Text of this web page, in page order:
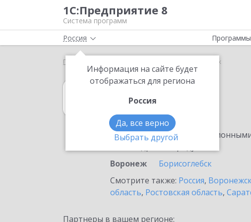
1С:Предприятие 8
Система программ
Россия
Информация на сайте будет
отображаться для региона
Россия
Да, все верно
Выбрать другой
Главная Воронеж
1С:Касса
в Воронеже
Ознакомьтесь с
Воронеж
Борисоглебск
Смотрите также: Россия,
область, Ростовская область,
Партнеры в вашем регионе: